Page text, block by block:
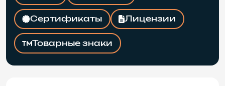
Сертификаты Лицензии
Товарные знаки